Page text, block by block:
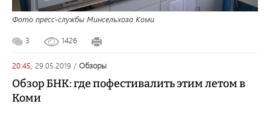
Фото пресс-службы Минсельхоза Коми
3 1426
20:45, 29.05.2019 / обзоры
Обзор БНК: где пофестивалить этим летом в
Коми